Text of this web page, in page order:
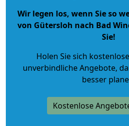
Wir legen los, wenn Sie so
von Gütersloh nach Bad
Sie!
Holen Sie sich
unverbindliche Angebote,
besser
Kostenlose